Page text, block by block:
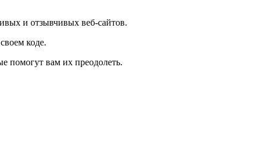
и отзывчивых веб-сайтов.
коде.
помогут вам их преодолеть.